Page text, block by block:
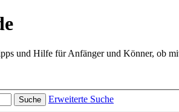
und Hilfe für Anfänger und Könner, ob
Suche Erweiterte Suche